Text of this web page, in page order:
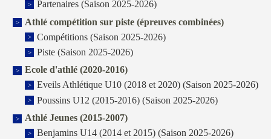
Partenaires (Saison 2025-2026)
Athlé compétition sur piste (épreuves combinées)
Compétitions (Saison 2025-2026)
Piste (Saison 2025-2026)
Ecole d'athlé (2020-2016)
Eveils Athlétique U10 (2018 et 2020) (Saison 2025-2026)
Poussins U12 (2015-2016) (Saison 2025-2026)
Athlé Jeunes (2015-2007)
Benjamins U14 (2014 et 2015) (Saison 2025-2026)